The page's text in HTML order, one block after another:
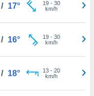
/ 17° 19- 30
km/h
/ 16° 19- 30
km/h
/ 18° 13- 20
km/h